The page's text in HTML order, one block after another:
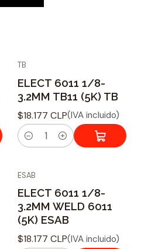
TB
ELECT 6011 1/8-
3.2MM TB11 (5K) TB
$18.177 CLP(IVA incluido)
C
n
t
i
d
a
ESAB
ELECT 6011 1/8-
3.2MM WELD 6011
(5K) ESAB
$18.177 CLP(IVA incluido)